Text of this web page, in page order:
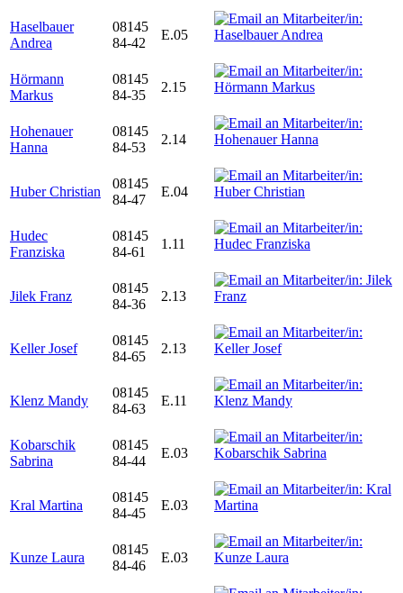
Haselbauer
Andrea
08145
84-42
E.05
Hörmann
Markus
08145
84-35
2.15
Hohenauer
Hanna
08145
84-53
2.14
Huber Christian
08145
84-47
E.04
Hudec
Franziska
08145
84-61
1.11
Jilek Franz
08145
84-36
2.13
Keller Josef
08145
84-65
2.13
Klenz Mandy
08145
84-63
E.11
Kobarschik
Sabrina
08145
84-44
E.03
Kral Martina
08145
84-45
E.03
Kunze Laura
08145
84-46
E.03